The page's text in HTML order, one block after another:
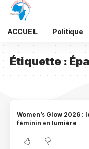
ACCUEIL Politique
Étiquette :
Women’s Glow 2026 :
féminin en lumière